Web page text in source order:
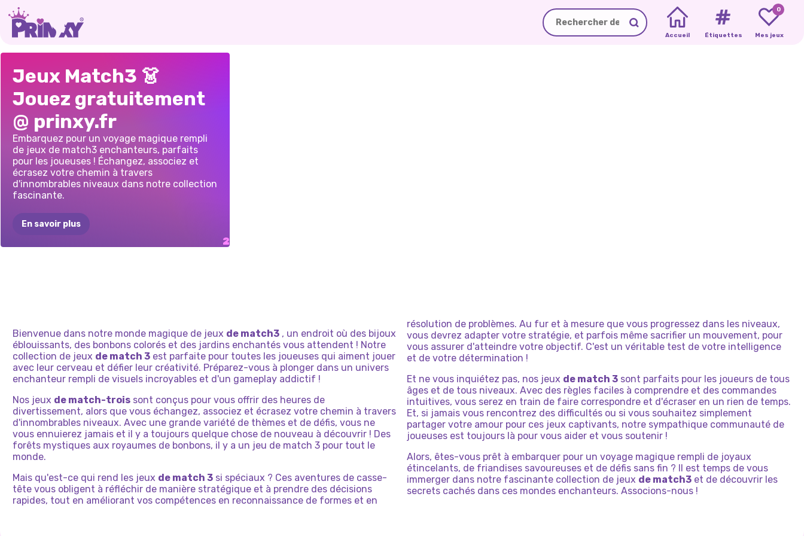
Accueil Étiquettes
0
Mes jeux
DES
FILLES
:
ASSORTIR
ET
NETTOYER
Jeux Match3 👗
Jouez gratuitement
@ prinxy.fr
Embarquez pour un voyage magique rempli
de jeux de match3 enchanteurs, parfaits
pour les joueuses ! Échangez, associez et
écrasez votre chemin à travers
d'innombrables niveaux dans notre collection
fascinante.
En savoir plus
Bienvenue dans notre monde magique de jeux de match3 , un endroit où des bijoux
éblouissants, des bonbons colorés et des jardins enchantés vous attendent ! Notre
collection de jeux de match 3 est parfaite pour toutes les joueuses qui aiment jouer
avec leur cerveau et défier leur créativité. Préparez-vous à plonger dans un univers
enchanteur rempli de visuels incroyables et d'un gameplay addictif !
Nos jeux de match-trois sont conçus pour vous offrir des heures de
divertissement, alors que vous échangez, associez et écrasez votre chemin à travers
d'innombrables niveaux. Avec une grande variété de thèmes et de défis, vous ne
vous ennuierez jamais et il y a toujours quelque chose de nouveau à découvrir ! Des
forêts mystiques aux royaumes de bonbons, il y a un jeu de match 3 pour tout le
monde.
Mais qu'est-ce qui rend les jeux de match 3 si spéciaux ? Ces aventures de casse-
tête vous obligent à réfléchir de manière stratégique et à prendre des décisions
rapides, tout en améliorant vos compétences en reconnaissance de formes et en
résolution de problèmes. Au fur et à mesure que vous progressez dans les niveaux,
vous devrez adapter votre stratégie, et parfois même sacrifier un mouvement, pour
vous assurer d'atteindre votre objectif. C'est un véritable test de votre intelligence
et de votre détermination !
Et ne vous inquiétez pas, nos jeux de match 3 sont parfaits pour les joueurs de tous
âges et de tous niveaux. Avec des règles faciles à comprendre et des commandes
intuitives, vous serez en train de faire correspondre et d'écraser en un rien de temps.
Et, si jamais vous rencontrez des difficultés ou si vous souhaitez simplement
partager votre amour pour ces jeux captivants, notre sympathique communauté de
joueuses est toujours là pour vous aider et vous soutenir !
Alors, êtes-vous prêt à embarquer pour un voyage magique rempli de joyaux
étincelants, de friandises savoureuses et de défis sans fin ? Il est temps de vous
immerger dans notre fascinante collection de jeux de match3 et de découvrir les
secrets cachés dans ces mondes enchanteurs. Associons-nous !